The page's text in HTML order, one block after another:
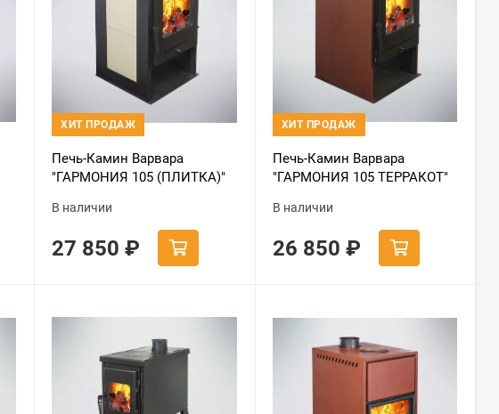
ХИТ ПРОДАЖ
Печь-Камин Варвара
"ГАРМОНИЯ 105 (ПЛИТКА)"
В наличии
27 850 ₽
ХИТ ПРОДАЖ
Печь-Камин Варвара
"ГАРМОНИЯ 105 ТЕРРАКОТ"
В наличии
26 850 ₽